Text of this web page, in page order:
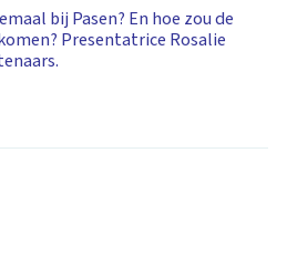
bij Pasen? En hoe zou de
Presentatrice Rosalie